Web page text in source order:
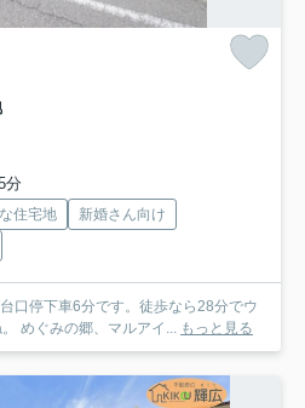
分
住宅地
新婚さん向け
口停下車6分です。徒歩なら28分でウ
めぐみの郷、マルアイ... もっと見る